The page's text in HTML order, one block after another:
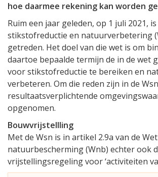
hoe daarmee rekening kan worden
Ruim een jaar geleden, op 1 juli 2021,
stikstofreductie en natuurverbetering
getreden. Het doel van die wet is om
daartoe bepaalde termijn de in de wet
voor stikstofreductie te bereiken en
verbeteren. Om die reden zijn in de
resultaatsverplichtende
opgenomen.
Bouwvrijstellling
Met de Wsn is in artikel 2.9a van de Wet
natuurbescherming (Wnb) echter ook
vrijstellingsregeling voor ‘activiteiten